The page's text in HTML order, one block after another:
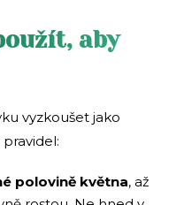
aby
vyzkoušet jako
polovině května, až